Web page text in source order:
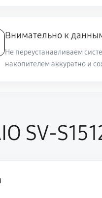
руб 80
руб 50
руб 120
60
Внимательно к
Не переустанавливаем
накопителем аккуратно и
SV-